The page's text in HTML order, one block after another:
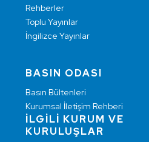
Rehberler
Toplu Yayınlar
İngilizce Yayınlar
BASIN ODASI
Basın Bültenleri
Kurumsal İletişim Rehberi
İLGİLİ KURUM VE
KURULUŞLAR